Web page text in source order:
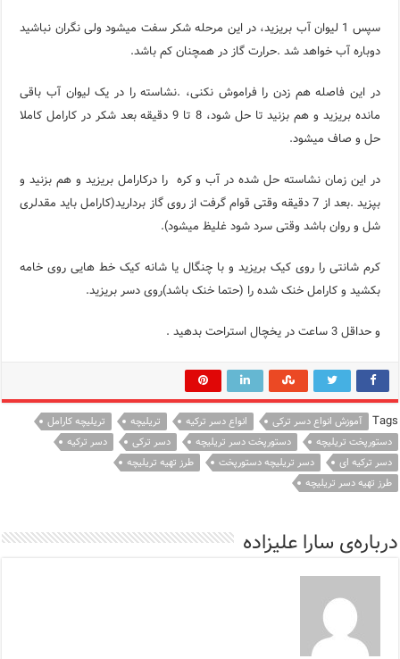
سپس 1 لیوان آب بریزید، در این مرحله شکر سفت میشود ولی نگران نباشید
دوباره آب خواهد شد .حرارت گاز در همچنان کم باشد.
در این فاصله هم زدن را فراموش نکنی، .نشاسته را در یک لیوان آب باقی
مانده بریزید و هم بزنید تا حل شود، 8 تا 9 دقیقه بعد شکر در کارامل کاملا
حل و صاف میشود.
در این زمان نشاسته حل شده در آب و کره را درکارامل بریزید و هم بزنید و
بپزید .بعد از 7 دقیقه وقتی قوام گرفت از روی گاز بردارید(کارامل باید مقدلری
شل و روان باشد وقتی سرد شود غلیظ میشود).
کرم شانتی را روی کیک بریزید و با چنگال یا شانه کیک خط هایی روی خامه
بکشید و کارامل خنک شده را (حتما خنک باشد)روی دسر بریزید.
و حداقل 3 ساعت در یخچال استراحت بدهید .
Tags آموزش انواع دسر ترکی انواع دسر ترکیه تریلیچه
تریلیچه کارامل
دستورپخت تریلیچه
دستورپخت دسر تریلیچه دسر ترکی
دسر ترکیه
دسر ترکیه ای
دسر تریلیچه دستورپخت
طرز تهیه تریلیچه
طرز تهیه دسر تریلیچه
درباره‌ی سارا علیزاده